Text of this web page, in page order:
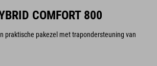
COMFORT 800
praktische pakezel met trapondersteuning van